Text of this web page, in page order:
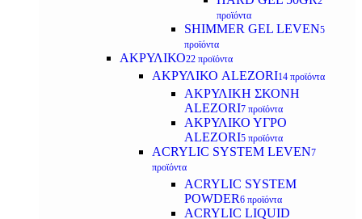
προϊόντα
SHIMMER GEL LEVEN5
προϊόντα
ΑΚΡΥΛΙΚΟ22 προϊόντα
ΑΚΡΥΛΙΚΟ ALEZORI14 προϊόντα
ΑΚΡΥΛΙΚΗ ΣΚΟΝΗ
ALEZORI7 προϊόντα
ΑΚΡΥΛΙΚΟ ΥΓΡΟ
ALEZORI5 προϊόντα
ACRYLIC SYSTEM LEVEN7
προϊόντα
ACRYLIC SYSTEM
POWDER6 προϊόντα
ACRYLIC LIQUID